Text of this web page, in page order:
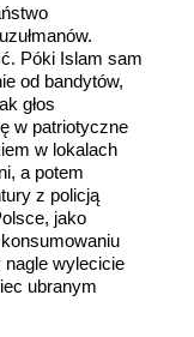
Póki Islam sam
od bandytów,
głos
w patriotyczne
w lokalach
a potem
z policją
jako
nagle wylecicie
ubranym